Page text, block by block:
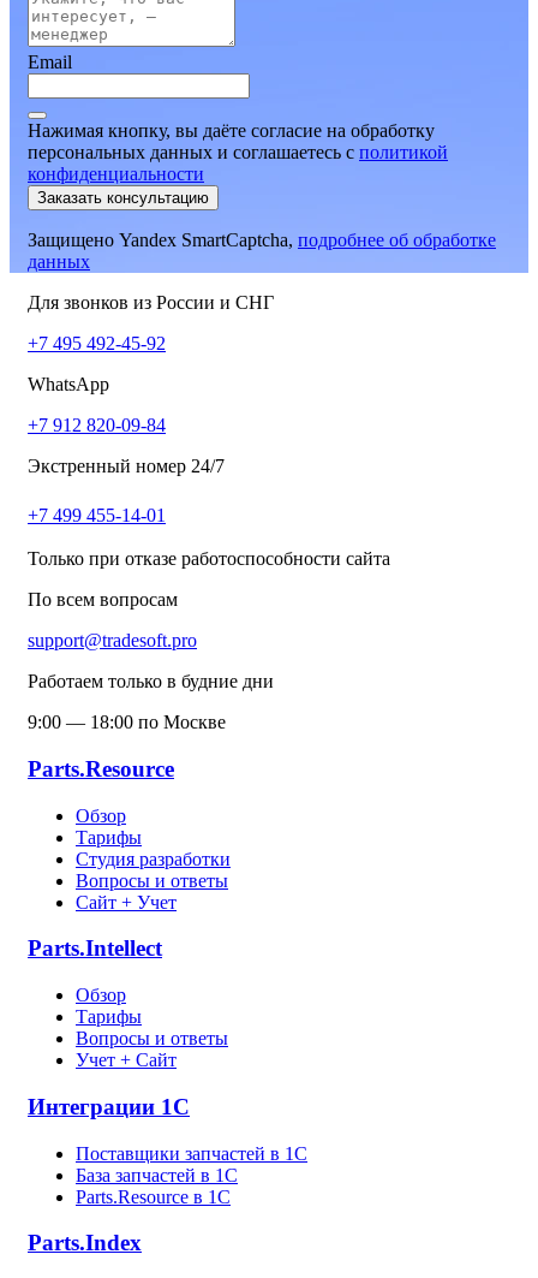
Email
Нажимая кнопку, вы даёте согласие на обработку
персональных данных и соглашаетесь c политикой
конфиденциальности
Заказать консультацию
Защищено Yandex SmartCaptcha, подробнее об обработке
данных
Для звонков из России и СНГ
+7 495 492-45-92
WhatsApp
+7 912 820-09-84
Экстренный номер 24/7
+7 499 455-14-01
Только при отказе работоспособности сайта
По всем вопросам
support@tradesoft.pro
Работаем только в будние дни
9:00 — 18:00 по Москве
Parts.Resource
Обзор
Тарифы
Студия разработки
Вопросы и ответы
Сайт + Учет
Parts.Intellect
Обзор
Тарифы
Вопросы и ответы
Учет + Сайт
Интеграции 1С
Поставщики запчастей в 1C
База запчастей в 1С
Parts.Resource в 1C
Parts.Index